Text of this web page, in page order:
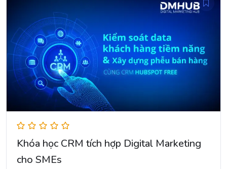
Khóa học CRM tích hợp Digital Marketing
cho SMEs